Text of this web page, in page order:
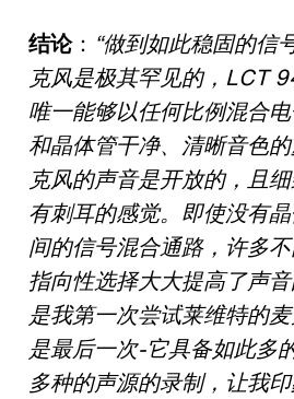
结论： “做到如此稳固的信
克风是极其罕见的，LCT
唯一能够以任何比例混合
和晶体管干净、清晰音色的
克风的声音是开放的，且
有刺耳的感觉。即使没有
间的信号混合通路，许多
指向性选择大大提高了声
是我第一次尝试莱维特的
是最后一次-它具备如此多
多种的声源的录制，让我